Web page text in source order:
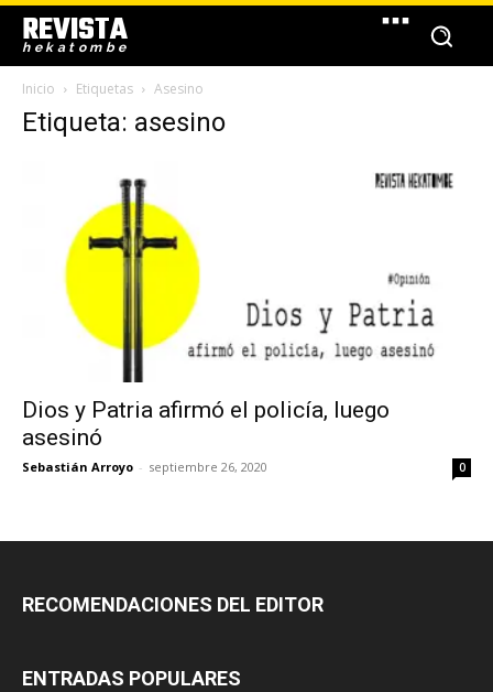
REVISTA
hekatombe
Inicio Etiquetas Asesino
Etiqueta: asesino
Dios y Patria afirmó el policía, luego
asesinó
Sebastián Arroyo - septiembre 26, 2020 0
RECOMENDACIONES DEL EDITOR
ENTRADAS POPULARES